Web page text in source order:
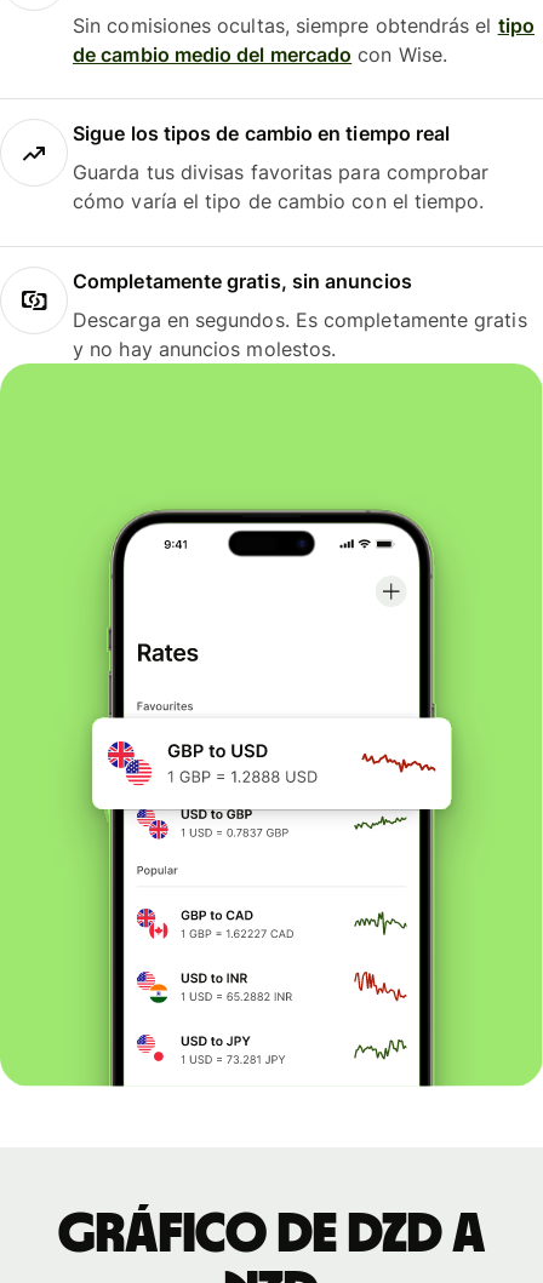
Sin comisiones ocultas, siempre obtendrás el tipo
de cambio medio del mercado con Wise.
Sigue los tipos de cambio en tiempo real
Guarda tus divisas favoritas para comprobar
cómo varía el tipo de cambio con el tiempo.
Completamente gratis, sin anuncios
Descarga en segundos. Es completamente gratis
y no hay anuncios molestos.
Gráfico de DZD a